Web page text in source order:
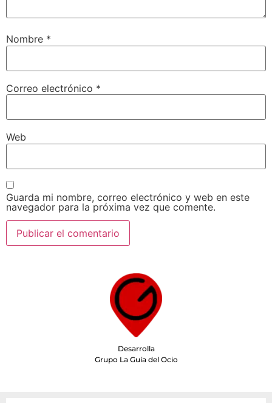
Nombre *
Correo electrónico *
Web
Guarda mi nombre, correo electrónico y web en este
navegador para la próxima vez que comente.
Desarrolla
Grupo La Guía del Ocio